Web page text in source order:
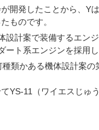
開発したことから、Y
ものです。
設計案で装備するエン
ート系エンジンを採用し
類かある機体設計案の
YS-11（ワイエスじゅ